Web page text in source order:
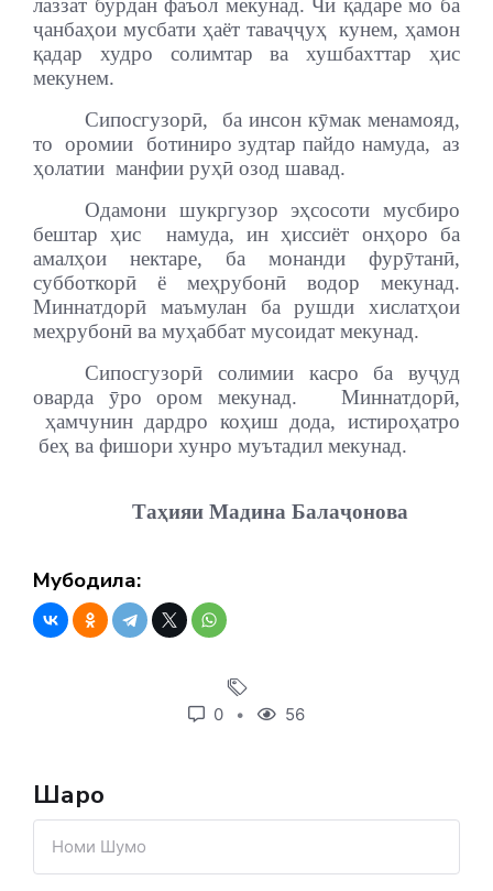
лаззат бурдан фаъол мекунад. Чӣ қадаре мо ба
ҷанбаҳои мусбати ҳаёт таваҷҷуҳ кунем, ҳамон
қадар худро солимтар ва хушбахттар ҳис
мекунем.
Сипосгузорӣ,
ба инсон кӯмак менамояд,
то оромии ботиниро зудтар пайдо намуда, аз
ҳолатии манфии руҳӣ озод шавад.
Одамони шукргузор эҳсосоти мусбиро
бештар ҳис
намуда, ин ҳиссиёт онҳоро ба
амалҳои нектаре, ба монанди фурӯтанӣ,
субботкорӣ ё меҳрубонӣ водор мекунад.
Миннатдорӣ маъмулан ба рушди хислатҳои
меҳрубонӣ ва муҳаббат мусоидат мекунад.
Сипосгузорӣ солимии касро ба вуҷуд
оварда ӯро ором мекунад.
Миннатдорӣ,
ҳамчунин дардро коҳиш дода, истироҳатро
беҳ ва фишори хунро муътадил мекунад.
Таҳияи Мадина Балаҷонова
Мубодила:
0 56
Шарҳҳо